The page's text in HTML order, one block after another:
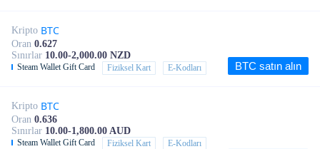
Kripto BTC
Oran 0.627
Sınırlar 10.00-2,000.00 NZD
Steam Wallet Gift Card Fiziksel Kart E-Kodları BTC satın alın
Kripto BTC
Oran 0.636
Sınırlar 10.00-1,800.00 AUD
Steam Wallet Gift Card Fiziksel Kart
E-Kodları